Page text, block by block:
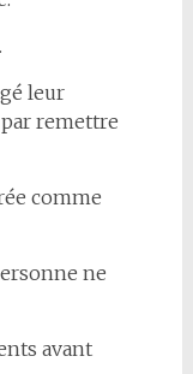
leur
remettre
comme
ne
avant